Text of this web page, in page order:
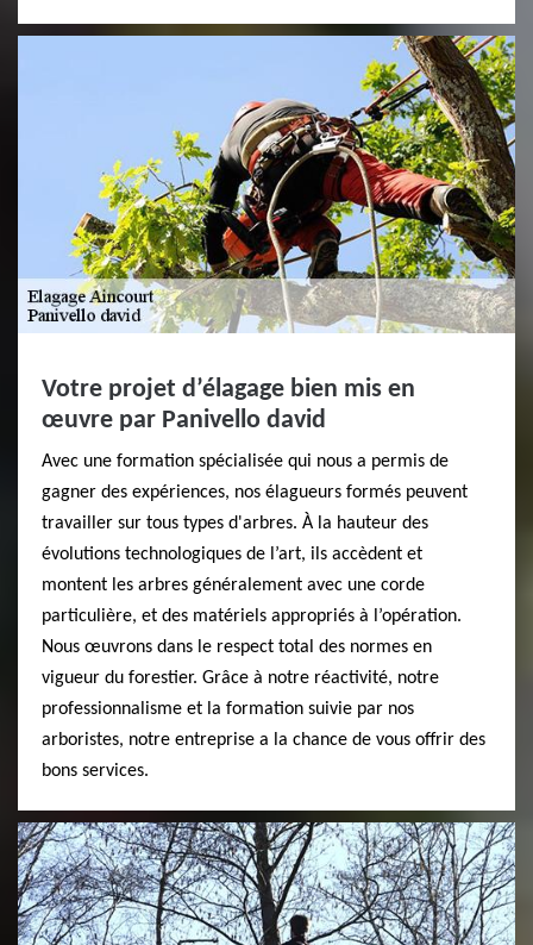
Votre projet d’élagage bien mis en
œuvre par Panivello david
Avec une formation spécialisée qui nous a permis de
gagner des expériences, nos élagueurs formés peuvent
travailler sur tous types d'arbres. À la hauteur des
évolutions technologiques de l’art, ils accèdent et
montent les arbres généralement avec une corde
particulière, et des matériels appropriés à l’opération.
Nous œuvrons dans le respect total des normes en
vigueur du forestier. Grâce à notre réactivité, notre
professionnalisme et la formation suivie par nos
arboristes, notre entreprise a la chance de vous offrir des
bons services.